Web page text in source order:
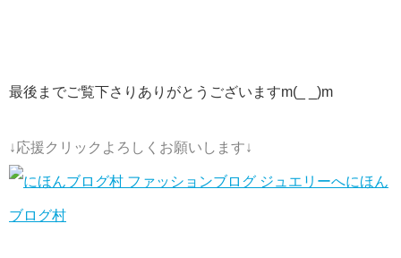
最後までご覧下さりありがとうございますm(_ _)m
↓応援クリックよろしくお願いします↓
にほん
ブログ村